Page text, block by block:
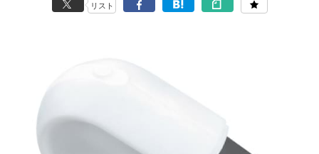
リスト